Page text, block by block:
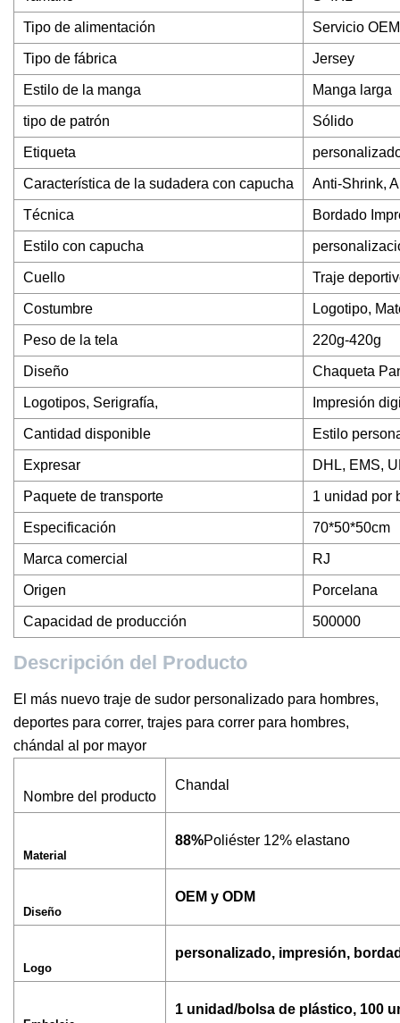
Tipo de alimentación Servicio OEM
Tipo de fábrica Jersey
Estilo de la manga Manga larga
tipo de patrón Sólido
Etiqueta
Característica de la sudadera con capucha Anti-Shrink,
Técnica Bordado
Estilo con capucha
Cuello Traje
Costumbre Logotipo,
Peso de la tela 220g-420g
Diseño Chaqueta
Logotipos, Serigrafía, Impresión
Cantidad disponible Estilo
Expresar DHL, EMS,
Paquete de transporte 1 unidad por
Especificación 70*50*50cm
Marca comercial RJ
Origen Porcelana
Capacidad de producción 500000
Descripción del Producto
El más nuevo traje de sudor personalizado para hombres,
deportes para correr, trajes para correr para hombres,
chándal al por mayor
Nombre del producto
Chandal
Material
88%Poliéster 12% elastano
Diseño
OEM y ODM
Logo
personalizado, impresión,
1 unidad/bolsa de plástico, 100